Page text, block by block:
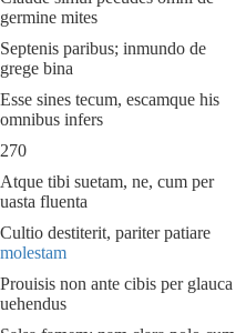
germine mites
Septenis paribus; inmundo de
grege bina
Esse sines tecum, escamque his
omnibus infers
270
Atque tibi suetam, ne, cum per
uasta fluenta
Cultio destiterit, pariter patiare
molestam
Prouisis non ante cibis per glauca
uehendus